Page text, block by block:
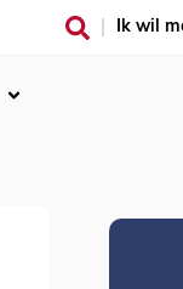
Ik wil